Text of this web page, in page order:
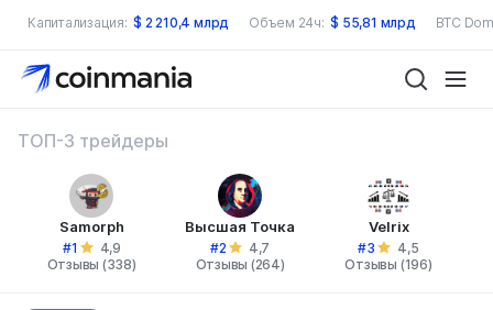
Капитализация: $ 2 210,4 млрд Объем 24ч: $ 55,81 млрд BTC
ТОП-3 трейдеры
Samorph
#1
4,9
Отзывы (338)
Высшая Точка
#2
4,7
Отзывы (264)
Velrix
#3
4,5
Отзывы (196)